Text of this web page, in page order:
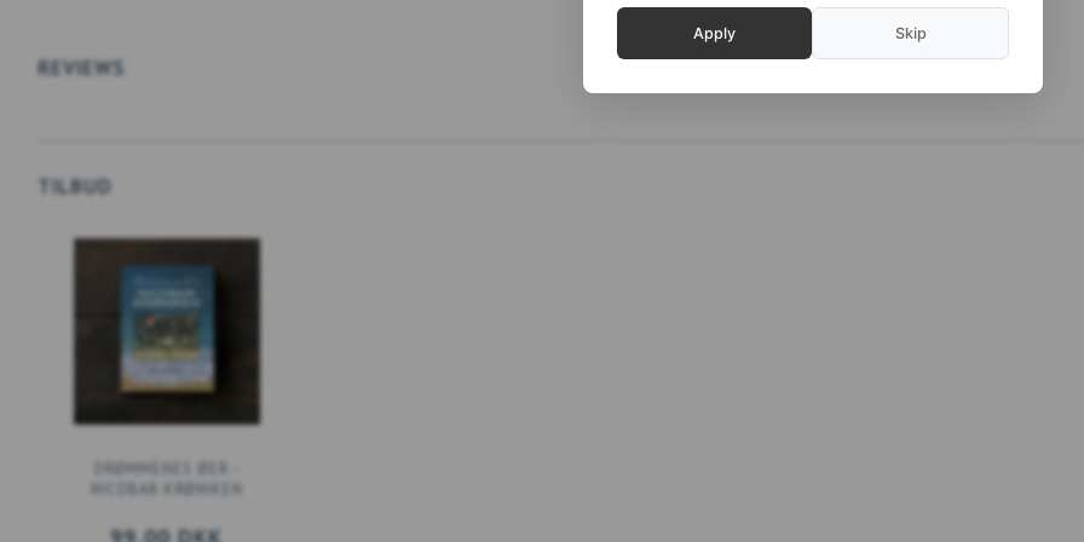
SE PRODUKTET
REVIEWS
TILBUD
DRØMMENES ØER -
NICOBAR-KRØNIKEN
99,00 DKK
Apply Skip